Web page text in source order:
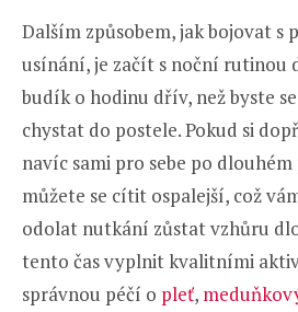
Dalším způsobem, jak bojovat s
usínání, je začít s noční rutinou
budík o hodinu dřív, než byste
chystat do postele. Pokud si
navíc sami pro sebe po
můžete se cítit ospalejší, což
odolat nutkání zůstat vzhůru
tento čas vyplnit kvalitními
správnou péčí o pleť,